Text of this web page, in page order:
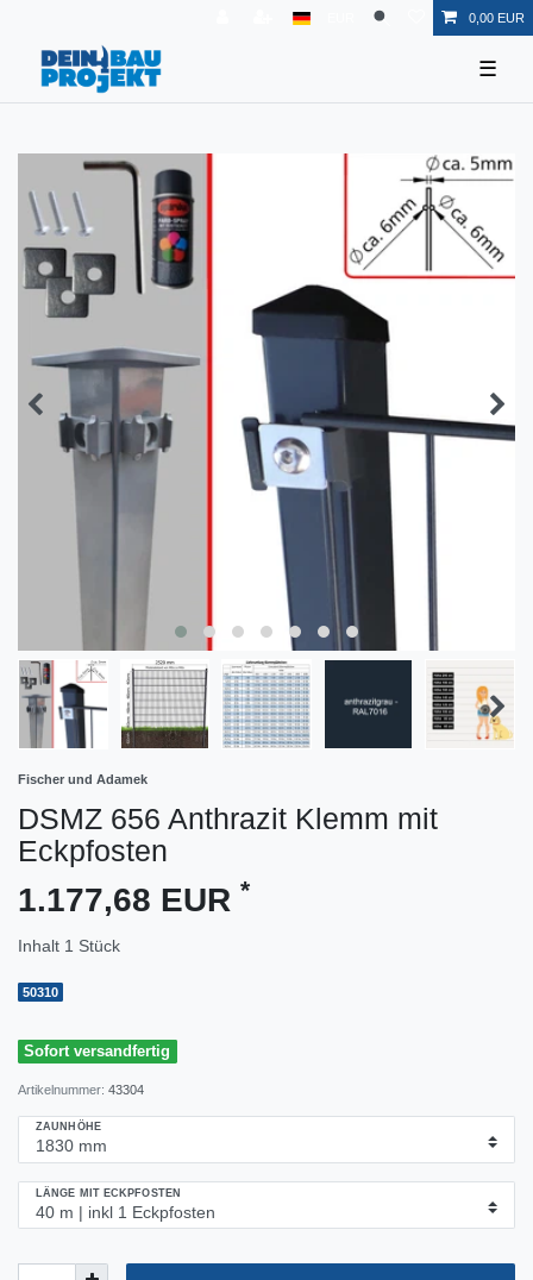
0,00 EUR
☰
Fischer und Adamek
DSMZ 656 Anthrazit Klemm mit
Eckpfosten
1.177,68 EUR *
Inhalt 1 Stück
50310
Sofort versandfertig
Artikelnummer: 43304
ZAUNHÖHE
LÄNGE MIT ECKPFOSTEN